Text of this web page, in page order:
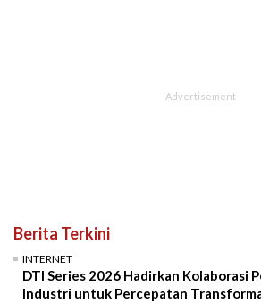
Berita Terkini
INTERNET
DTI Series 2026 Hadirkan Kolaborasi
Industri untuk Percepatan